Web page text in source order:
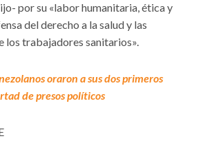
por su «labor humanitaria, ética y
del derecho a la salud y las
los trabajadores sanitarios».
oraron a sus dos primeros
de presos políticos